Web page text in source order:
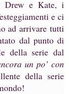
Drew e Kate, i
e ci
ad arrivare tutti
dal punto di
della serie dal
un po’ con
della serie